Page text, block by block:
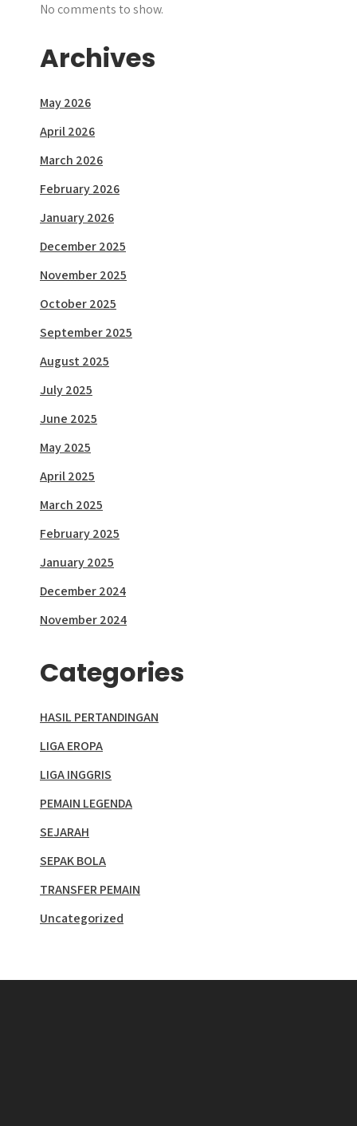
No comments to show.
Archives
May 2026
April 2026
March 2026
February 2026
January 2026
December 2025
November 2025
October 2025
September 2025
August 2025
July 2025
June 2025
May 2025
April 2025
March 2025
February 2025
January 2025
December 2024
November 2024
Categories
HASIL PERTANDINGAN
LIGA EROPA
LIGA INGGRIS
PEMAIN LEGENDA
SEJARAH
SEPAK BOLA
TRANSFER PEMAIN
Uncategorized